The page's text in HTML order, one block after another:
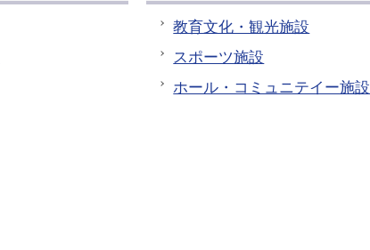
教育文化・観光施設
スポーツ施設
ホール・コミュニテイー施設